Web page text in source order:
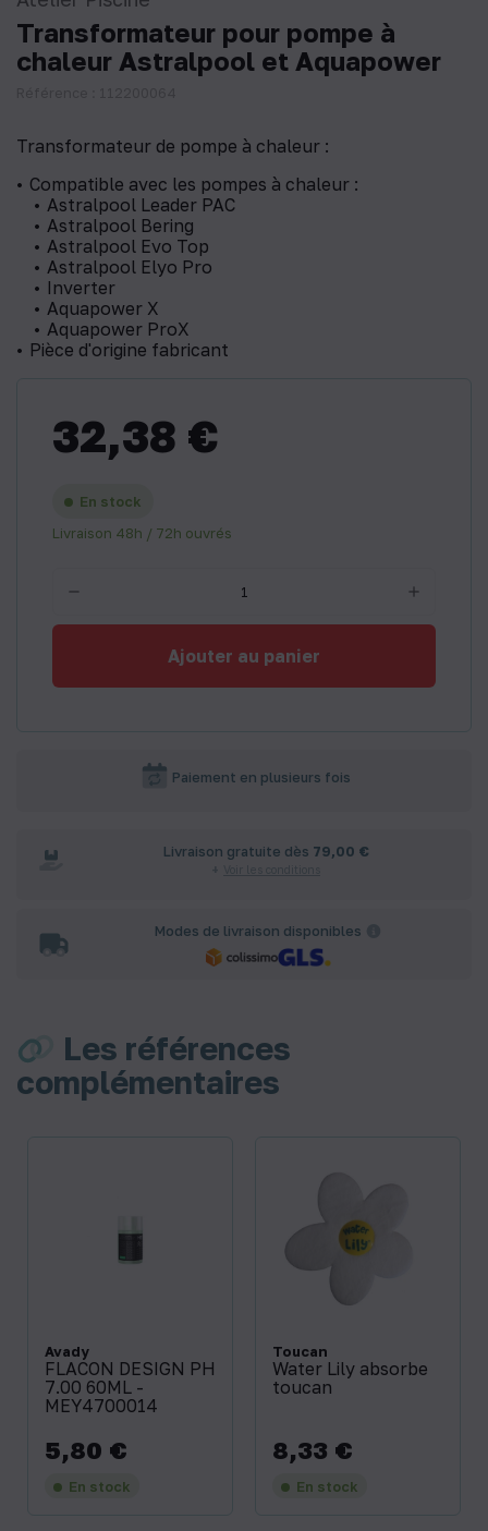
Transformateur pour pompe à
chaleur Astralpool et Aquapower
Transformateur de pompe à chaleur :
Compatible avec les pompes à chaleur :
Astralpool Leader PAC
Astralpool Bering
Astralpool Evo Top
Astralpool Elyo Pro
Inverter
Aquapower X
Aquapower ProX
Pièce d'origine fabricant
32,38 €
En stock
Livraison 48h / 72h ouvrés
Ajouter au panier
Paiement en plusieurs fois
Livraison gratuite dès 79,00 €
Modes de livraison disponibles
Les références
complémentaires
Avady
FLACON DESIGN PH
7.00 60ML -
MEY4700014
Prix
5,80 €
En stock
Toucan
Water Lily absorbe
toucan
Prix
8,33 €
En stock